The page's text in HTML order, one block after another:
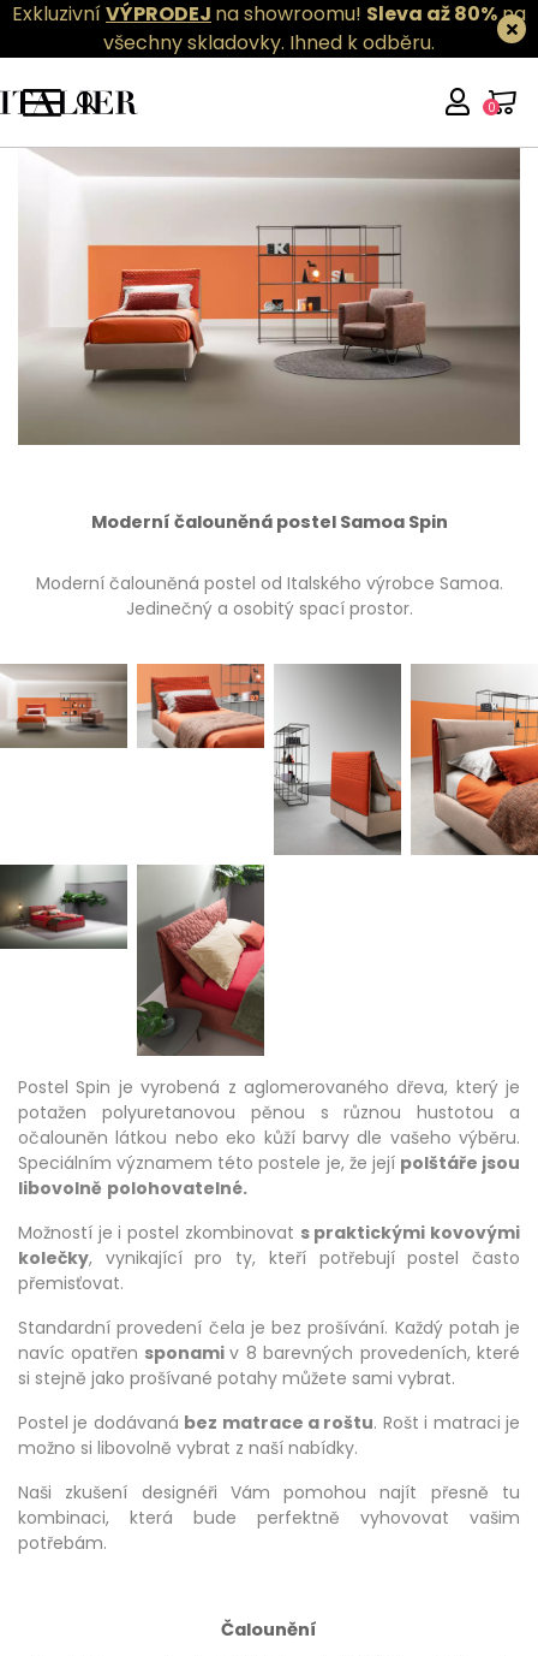
ExkluzivníVÝPRODEJ na showroomu! Sleva až 80%na
všechny skladovky. Ihned k odběru.
0
Moderní čalouněná postel Samoa Spin
Moderní čalouněná postel od Italského výrobce Samoa.
Jedinečný a osobitý spací prostor.
Postel Spin je vyrobená z aglomerovaného dřeva, který je
potažen polyuretanovou pěnou s různou hustotou a
očalouněn látkou nebo eko kůží barvy dle vašeho výběru.
Speciálním významem této postele je, že její polštáře jsou
libovolně polohovatelné.
Možností je i postel zkombinovat s praktickými kovovými
kolečky, vynikající pro ty, kteří potřebují postel často
přemisťovat.
Standardní provedení čela je bez prošívání. Každý potah je
navíc opatřen sponamiv 8 barevných provedeních, které
si stejně jako prošívané potahy můžete sami vybrat.
Postel je dodávaná bez matrace a roštu. Rošt i matraci je
možno si libovolně vybrat z naší nabídky.
Naši zkušení designéři Vám pomohou najít přesně tu
kombinaci, která bude perfektně vyhovovat vašim
potřebám.
Čalounění